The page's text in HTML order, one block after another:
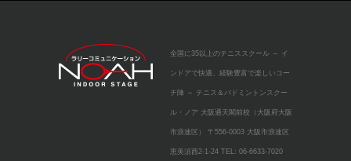
全国に35以上のテニススクール ～ イ
ンドアで快適、経験豊富で楽しいコー
チ陣 ～ テニス＆バドミントンスクー
ル・ノア 大阪通天閣前校（大阪府大阪
市浪速区） 〒556-0003 大阪市浪速区
恵美須西2-1-24 TEL: 06-6633-7020